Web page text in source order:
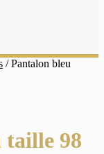
/Pantalon bleu
taille 98